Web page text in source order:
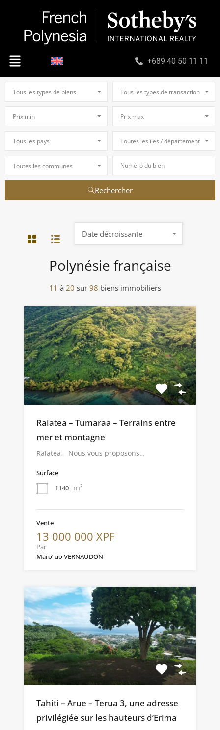
+689 40 50 11 11
Tous les types de biens Tous les types de transaction
Prix min Prix max
Tous les pays Toutes les îles / départements
Toutes les communes
Rechercher
Polynésie française
11 à 20 sur 98 biens immobiliers
Date décroissante
Raiatea – Tumaraa – Terrains entre
mer et montagne
Raiatea – Nous vous proposons…
Surface
1140 m²
Vente
13 000 000 XPF
Par
Maro’ uo VERNAUDON
Tahiti – Arue – Terua 3, une adresse
privilégiée sur les hauteurs d’Erima